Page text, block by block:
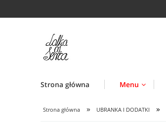
Strona główna Menu
Strona główna » UBRANKA I DODATKI »